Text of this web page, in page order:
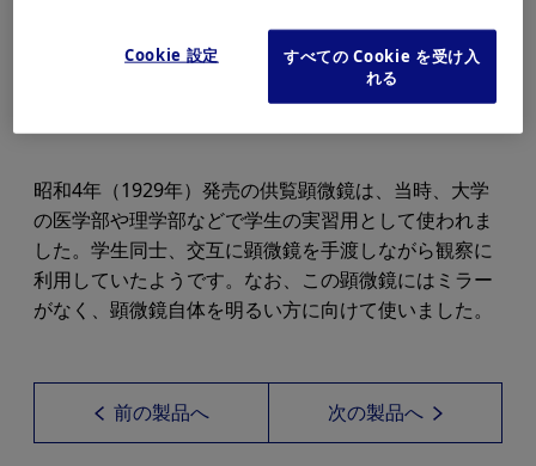
昭和4年（1929年）発売の供覧顕微鏡は、当時、大学
の医学部や理学部などで学生の実習用として使われま
した。学生同士、交互に顕微鏡を手渡しながら観察に
利用していたようです。なお、この顕微鏡にはミラー
がなく、顕微鏡自体を明るい方に向けて使いました。
前の製品へ 次の製品へ
Cookie 設定
すべての Cookie を受け入
れる